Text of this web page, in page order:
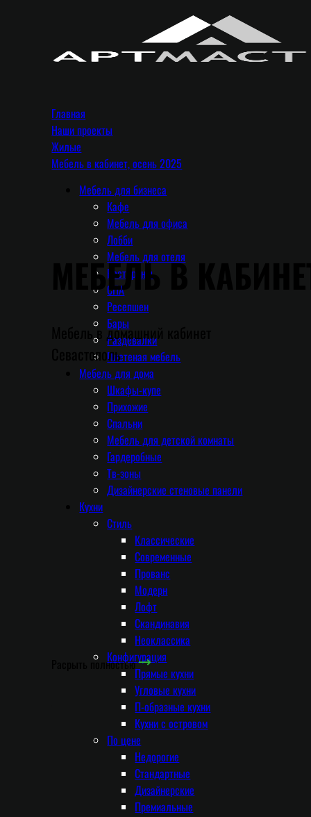
Мебель для бизнеса
Кафе
Мебель для офиса
Лобби
Мебель для отеля
Рестораны
СПА
Ресепшен
Бары
Раздевалки
Плетеная мебель
Мебель для дома
Шкафы-купе
Прихожие
Спальни
Мебель для детской комнаты
Гардеробные
Тв-зоны
Дизайнерские стеновые панели
Кухни
Стиль
Классические
Современные
Прованс
Модерн
Лофт
Скандинавия
Неоклассика
Конфигурация
Прямые кухни
Угловые кухни
П-образные кухни
Кухни с островом
По цене
Недорогие
Стандартные
Дизайнерские
Премиальные
Главная
Наши проекты
Жилые
Мебель в кабинет, осень 2025
МЕБЕЛЬ В
Мебель в домашний кабинет
Севастополь
Расрыть полностью